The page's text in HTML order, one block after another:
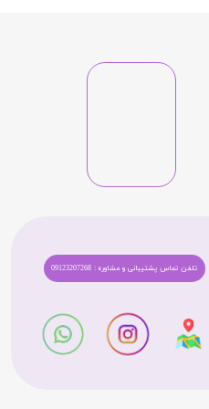
تلفن تماس پشتیبانی و مشاوره : 09123207268